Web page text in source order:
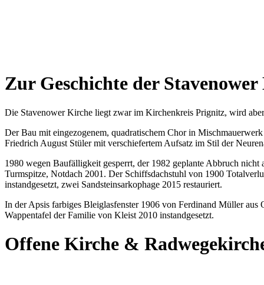
Zur Geschichte der
Die Stavenower Kirche liegt zwar im Kirchenkreis Prignitz, wird
Der Bau mit eingezogenem, quadratischem Chor in
Friedrich August Stüler mit verschiefertem Aufsatz im Stil der
1980 wegen Baufälligkeit gesperrt, der 1982 geplante Abbruch
Turmspitze, Notdach 2001. Der Schiffsdachstuhl von 1900
instandgesetzt, zwei Sandsteinsarkophage 2015 restauriert.
In der Apsis farbiges Bleiglasfenster 1906 von Ferdinand Müller
Wappentafel der Familie von Kleist 2010 instandgesetzt.
Offene Kirche &